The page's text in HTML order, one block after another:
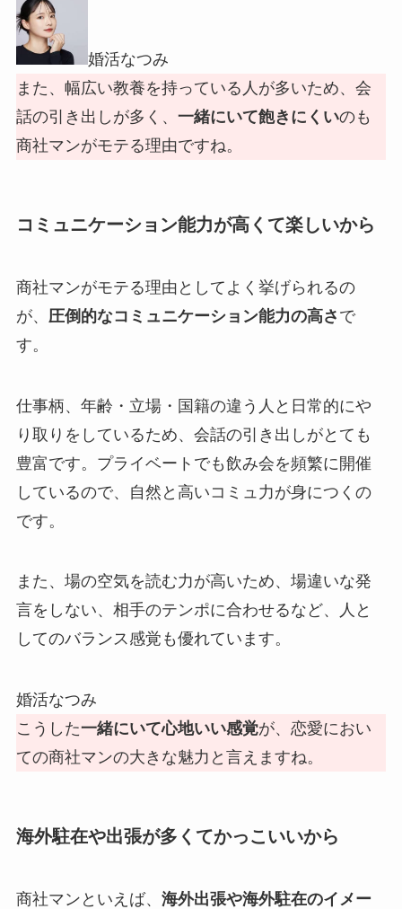
婚活なつみ
また、幅広い教養を持っている人が多いため、会
話の引き出しが多く、 一緒にいて飽きにくいのも
商社マンがモテる理由ですね。
コミュニケーション能力が高くて楽しいから
商社マンがモテる理由としてよく挙げられるの
が、 圧倒的なコミュニケーション能力の高さ で
す。
仕事柄、年齢・立場・国籍の違う人と日常的にや
り取りをしているため、会話の引き出しがとても
豊富です。プライベートでも飲み会を頻繁に開催
しているので、自然と高いコミュ力が身につくの
です。
また、場の空気を読む力が高いため、場違いな発
言をしない、相手のテンポに合わせるなど、人と
してのバランス感覚も優れています。
婚活なつみ
こうした一緒にいて心地いい感覚が、恋愛におい
ての商社マンの大きな魅力と言えますね。
海外駐在や出張が多くてかっこいいから
商社マンといえば、 海外出張や海外駐在のイメー